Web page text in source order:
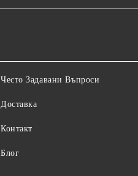
Често Задавани Въпроси
Доставка
Контакт
Блог